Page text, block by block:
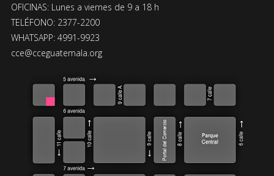
OFICINAS: Lunes a viernes de 9 a 18 h
TELÉFONO: 2377-2200
WHATSAPP: 4991-9923
cce@cceguatemala.org